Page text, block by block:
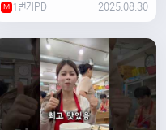
#coversong #music #한국
여행 #한국
M 1번가PD 2025.08.30